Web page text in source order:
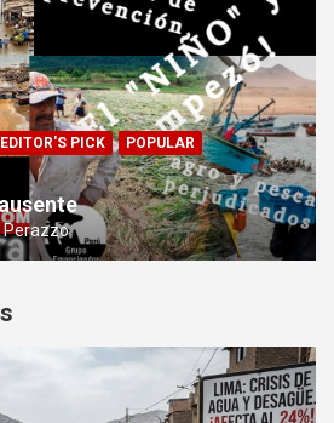
EDITOR'S PICK
POPULAR
Perazzo